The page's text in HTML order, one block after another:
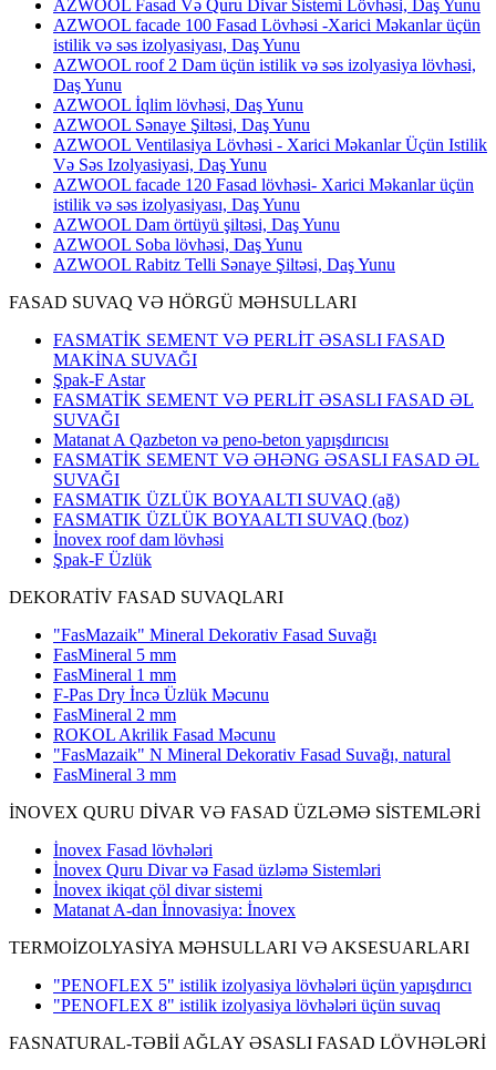
AZWOOL Fasad Və Quru Divar Sistemi Lövhəsi, Daş Yunu
AZWOOL facade 100 Fasad Lövhəsi -Xarici Məkanlar üçün
istilik və səs izolyasiyası, Daş Yunu
AZWOOL roof 2 Dam üçün istilik və səs izolyasiya lövhəsi,
Daş Yunu
AZWOOL İqlim lövhəsi, Daş Yunu
AZWOOL Sənaye Şiltəsi, Daş Yunu
AZWOOL Ventilasiya Lövhəsi - Xarici Məkanlar Üçün Istilik
Və Səs Izolyasiyasi, Daş Yunu
AZWOOL facade 120 Fasad lövhəsi- Xarici Məkanlar üçün
istilik və səs izolyasiyası, Daş Yunu
AZWOOL Dam örtüyü şiltəsi, Daş Yunu
AZWOOL Soba lövhəsi, Daş Yunu
AZWOOL Rabitz Telli Sənaye Şiltəsi, Daş Yunu
FASAD SUVAQ VƏ HÖRGÜ MƏHSULLARI
FASMATİK SEMENT VƏ PERLİT ƏSASLI FASAD
MAKİNA SUVAĞI
Şpak-F Astar
FASMATİK SEMENT VƏ PERLİT ƏSASLI FASAD ƏL
SUVAĞI
Matanat A Qazbeton və peno-beton yapışdırıcısı
FASMATİK SEMENT VƏ ƏHƏNG ƏSASLI FASAD ƏL
SUVAĞI
FASMATIK ÜZLÜK BOYAALTI SUVAQ (ağ)
FASMATIK ÜZLÜK BOYAALTI SUVAQ (boz)
İnovex roof dam lövhəsi
Şpak-F Üzlük
DEKORATİV FASAD SUVAQLARI
"FasMazaik" Mineral Dekorativ Fasad Suvağı
FasMineral 5 mm
FasMineral 1 mm
F-Pas Dry İncə Üzlük Məcunu
FasMineral 2 mm
ROKOL Akrilik Fasad Məcunu
"FasMazaik" N Mineral Dekorativ Fasad Suvağı, natural
FasMineral 3 mm
İNOVEX QURU DİVAR VƏ FASAD ÜZLƏMƏ SİSTEMLƏRİ
İnovex Fasad lövhələri
İnovex Quru Divar və Fasad üzləmə Sistemləri
İnovex ikiqat çöl divar sistemi
Matanat A-dan İnnovasiya: İnovex
TERMOİZOLYASİYA MƏHSULLARI VƏ AKSESUARLARI
"PENOFLEX 5" istilik izolyasiya lövhələri üçün yapışdırıcı
"PENOFLEX 8" istilik izolyasiya lövhələri üçün suvaq
FASNATURAL-TƏBİİ AĞLAY ƏSASLI FASAD LÖVHƏLƏRİ